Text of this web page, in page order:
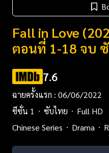
Fall in Love
ตอนที่ 1-18 จบ
7.6
ฉายครั้งแรก : 06/06/2022
ซีซั่น 1
ซับไทย
Full HD
Chinese Series
Drama